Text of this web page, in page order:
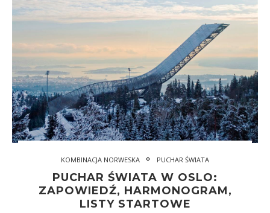
KOMBINACJA NORWESKA PUCHAR ŚWIATA
PUCHAR ŚWIATA W OSLO:
ZAPOWIEDŹ, HARMONOGRAM,
LISTY STARTOWE